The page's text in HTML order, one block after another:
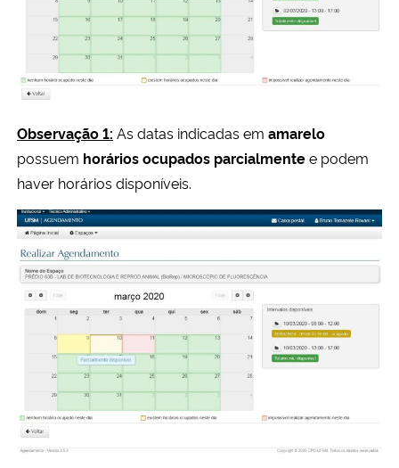
Observação 1: As datas indicadas em amarelo
possuem horários ocupados parcialmentee podem
haver horários disponíveis.